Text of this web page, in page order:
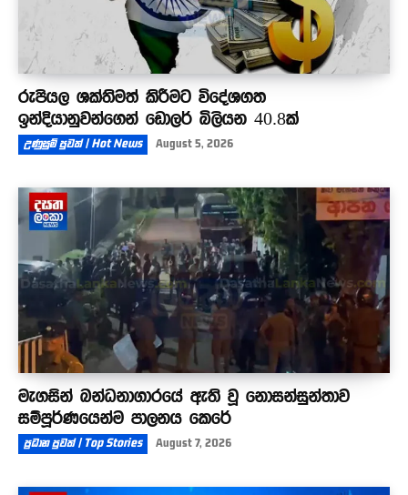
රුපියල ශක්තිමත් කිරීමට විදේශගත
ඉන්දියානුවන්ගෙන් ඩොලර් බිලියන 40.8ක්
උණුසුම් පුවත් | Hot News August 5, 2026
මැගසින් බන්ධනාගාරයේ ඇති වූ නොසන්සුන්තාව
සම්පූර්ණයෙන්ම පාලනය කෙරේ
ප්‍රධාන පුවත් | Top Stories August 7, 2026